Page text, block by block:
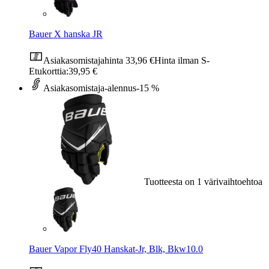
Bauer X hanska JR
Asiakasomistajahinta 33,96 €Hinta ilman S-
Etukorttia:39,95 €
Asiakasomistaja-alennus-15 %
Tuotteesta on 1 värivaihtoehtoa
Bauer Vapor Fly40 Hanskat-Jr, Blk, Bkw10.0